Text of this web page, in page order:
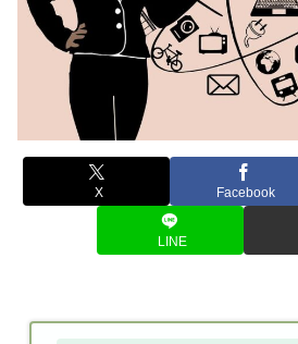
X Facebook
LINE